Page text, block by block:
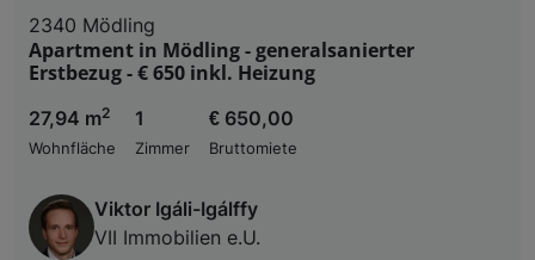
2340 Mödling
Apartment in Mödling - generalsanierter
Erstbezug - € 650 inkl. Heizung
27,94 m2
Wohnfläche
1
Zimmer
€ 650,00
Bruttomiete
Viktor Igáli-Igálffy
VII Immobilien e.U.